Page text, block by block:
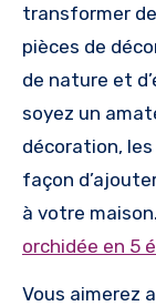
transformer
pièces de
de nature et
soyez un
décoration,
façon
à votre maison.
orchidée en 5
Vous aimerez